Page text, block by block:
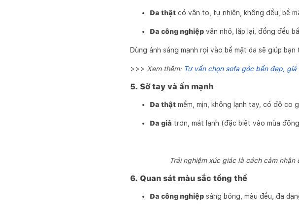
Da thật có vân to, tự nhiên, không đều, bề
Da công nghiệp vân nhỏ, lặp lại, đồng đều
Dùng ánh sáng mạnh rọi vào bề mặt da sẽ giúp
>>> Xem thêm: Tư vấn chọn sofa góc bền đẹp, giá
5. Sờ tay và ấn mạnh
Da thật mềm, mịn, không lạnh tay, có độ co
Da giả trơn, mát lạnh (đặc biệt vào mùa
Trải nghiệm xúc giác là cách cảm
6. Quan sát màu sắc tổng thể
Da công nghiệp sáng bóng, màu đều, đa